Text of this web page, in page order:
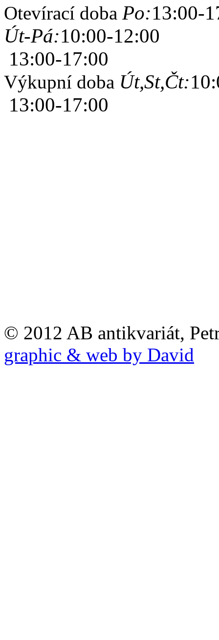
Otevírací doba Po:13:00-
Út-Pá:10:00-12:00
13:00-17:00
Výkupní doba Út,St,Čt:
13:00-17:00
© 2012 AB antikvariát,
graphic & web by David